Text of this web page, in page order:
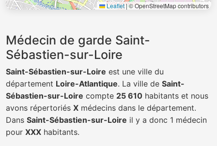
Leaflet|© OpenStreetMap contributors
Médecin de garde Saint-
Sébastien-sur-Loire
Saint-Sébastien-sur-Loire est une ville du
département Loire-Atlantique. La ville de Saint-
Sébastien-sur-Loire compte 25 610 habitants et nous
avons répertoriés X médecins dans le département.
Dans Saint-Sébastien-sur-Loire il y a donc 1 médecin
pour XXX habitants.